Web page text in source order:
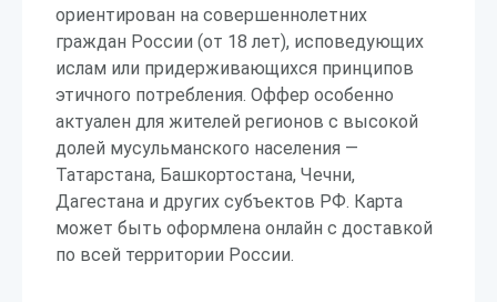
ориентирован на совершеннолетних
граждан России (от 18 лет), исповедующих
ислам или придерживающихся принципов
этичного потребления. Оффер особенно
актуален для жителей регионов с высокой
долей мусульманского населения —
Татарстана, Башкортостана, Чечни,
Дагестана и других субъектов РФ. Карта
может быть оформлена онлайн с доставкой
по всей территории России.